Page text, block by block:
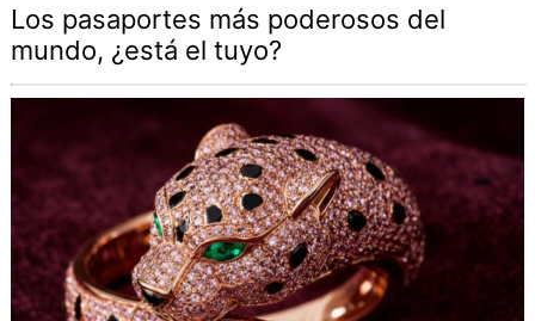
Los pasaportes más poderosos del
mundo, ¿está el tuyo?